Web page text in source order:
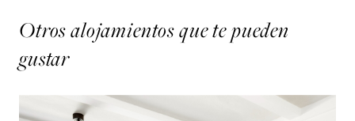
Otros alojamientos que te pueden
gustar